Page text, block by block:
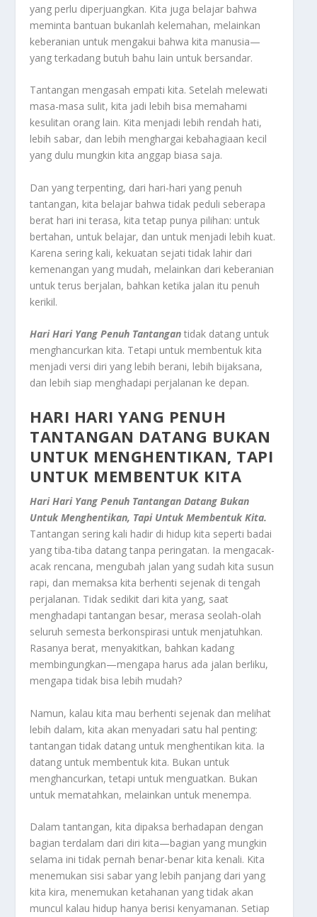
yang perlu diperjuangkan. Kita juga belajar bahwa
meminta bantuan bukanlah kelemahan, melainkan
keberanian untuk mengakui bahwa kita manusia—
yang terkadang butuh bahu lain untuk bersandar.
Tantangan mengasah empati kita. Setelah melewati
masa-masa sulit, kita jadi lebih bisa memahami
kesulitan orang lain. Kita menjadi lebih rendah hati,
lebih sabar, dan lebih menghargai kebahagiaan kecil
yang dulu mungkin kita anggap biasa saja.
Dan yang terpenting, dari hari-hari yang penuh
tantangan, kita belajar bahwa tidak peduli seberapa
berat hari ini terasa, kita tetap punya pilihan: untuk
bertahan, untuk belajar, dan untuk menjadi lebih kuat.
Karena sering kali, kekuatan sejati tidak lahir dari
kemenangan yang mudah, melainkan dari keberanian
untuk terus berjalan, bahkan ketika jalan itu penuh
kerikil.
Hari Hari Yang Penuh Tantangan tidak datang untuk
menghancurkan kita. Tetapi untuk membentuk kita
menjadi versi diri yang lebih berani, lebih bijaksana,
dan lebih siap menghadapi perjalanan ke depan.
HARI HARI YANG PENUH
TANTANGAN DATANG BUKAN
UNTUK MENGHENTIKAN, TAPI
UNTUK MEMBENTUK KITA
Hari Hari Yang Penuh Tantangan Datang Bukan
Untuk Menghentikan, Tapi Untuk Membentuk Kita.
Tantangan sering kali hadir di hidup kita seperti badai
yang tiba-tiba datang tanpa peringatan. Ia mengacak-
acak rencana, mengubah jalan yang sudah kita susun
rapi, dan memaksa kita berhenti sejenak di tengah
perjalanan. Tidak sedikit dari kita yang, saat
menghadapi tantangan besar, merasa seolah-olah
seluruh semesta berkonspirasi untuk menjatuhkan.
Rasanya berat, menyakitkan, bahkan kadang
membingungkan—mengapa harus ada jalan berliku,
mengapa tidak bisa lebih mudah?
Namun, kalau kita mau berhenti sejenak dan melihat
lebih dalam, kita akan menyadari satu hal penting:
tantangan tidak datang untuk menghentikan kita. Ia
datang untuk membentuk kita. Bukan untuk
menghancurkan, tetapi untuk menguatkan. Bukan
untuk mematahkan, melainkan untuk menempa.
Dalam tantangan, kita dipaksa berhadapan dengan
bagian terdalam dari diri kita—bagian yang mungkin
selama ini tidak pernah benar-benar kita kenali. Kita
menemukan sisi sabar yang lebih panjang dari yang
kita kira, menemukan ketahanan yang tidak akan
muncul kalau hidup hanya berisi kenyamanan. Setiap